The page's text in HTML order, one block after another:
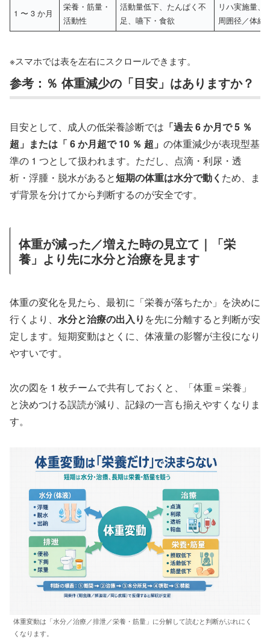
1 〜 3 か月
栄養・筋量・
活動性
活動量低下、たんぱく不
足、嚥下・食欲
リハ実施量、
周囲径／体組
※スマホでは表を左右にスクロールできます。
参考：％ 体重減少の「目安」はありますか？
目安として、成人の低栄養診断では 「過去 6 か月で 5 ％
超」または「 6 か月超で 10 ％ 超」 の体重減少が表現型基
準の 1 つとして扱われます。ただし、点滴・利尿・透
析・浮腫・脱水があると短期の体重は水分で動く ため、ま
ず背景を分けてから判断するのが安全です。
体重が減った／増えた時の見立て｜「栄
養」より先に水分と治療を見ます
体重の変化を見たら、最初に「栄養が落ちたか」を決めに
行くより、 水分と治療の出入り を先に分離すると判断が安
定します。短期変動はとくに、体液量の影響が主役になり
やすいです。
次の図を 1 枚チームで共有しておくと、「体重＝栄養」
と決めつける誤読が減り、記録の一言も揃えやすくなりま
す。
体重変動は「水分／治療／排泄／栄養・筋量」に分解して読むと判断がぶれにく
くなります。